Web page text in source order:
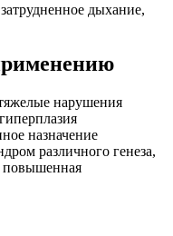
дыхание,
нарушения
назначение
различного генеза,
повышенная